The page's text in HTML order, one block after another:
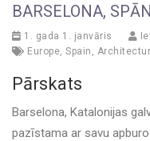
BARSELONA,
1. gada 1. janvāris
Europe Spain
Pārskats
Barselona, Katalonijas
pazīstama ar savu